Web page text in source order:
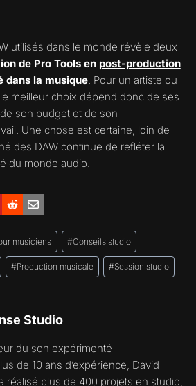
utilisés dans le monde révèle deux
de Pro Tools en post-production
dans la musique. Pour un artiste ou
meilleur choix dépend donc de ses
son budget et de son
Une chose est certaine, loin de
des DAW continue de refléter la
du monde audio.
musiciens #Conseils studio
#Production musicale #Session studio
Studio
du son expérimenté
de 10 ans d’expérience, David
réalisé plus de 400 projets en studio,